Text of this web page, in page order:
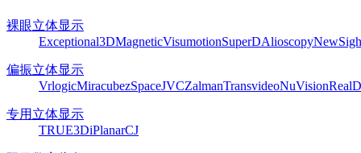
裸眼立体显示
Exceptional3DMagneticVisumotionSuperDAlioscopy
偏振立体显示
VrlogicMiracubezSpaceJVCZalmanTransvideoNuVisionRealD
专用立体显示
TRUE3DiPlanarCJ